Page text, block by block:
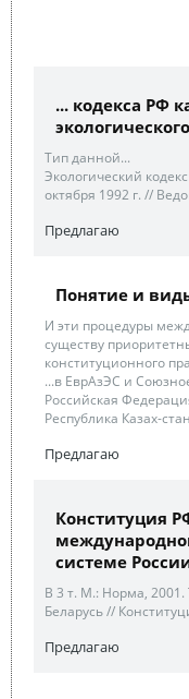
... кодекса РФ
Тип данной...
Экологический
октября 1992 г. //
Предлагаю
Понятие и
И эти процедуры
существу
конституционного
...в ЕврАзЭС и
Российская
Республика Казах-
Предлагаю
Конституция
системе
В 3 т. М.: Норма, 2001.
Беларусь //
Предлагаю